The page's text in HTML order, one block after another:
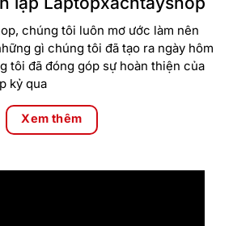
chúng tôi luôn mơ ước làm nên
gì chúng tôi đã tạo ra ngày hôm
tôi đã đóng góp sự hoàn thiện của
kỷ qua
Xem thêm